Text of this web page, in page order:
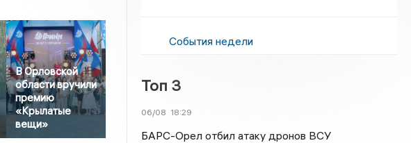
В Орловской
области вручили
премию
«Крылатые
вещи»
События недели
Топ 3
06/08 18:29
БАРС-Орел отбил атаку дронов ВСУ